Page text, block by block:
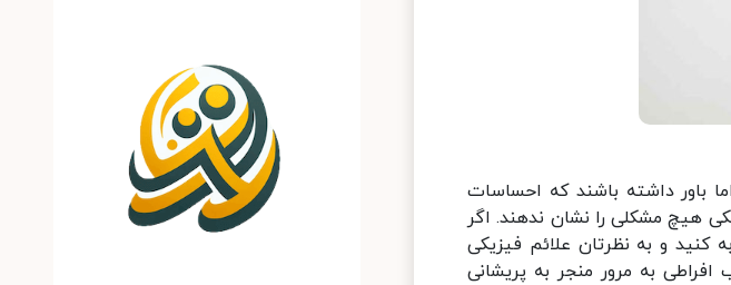
باور داشته باشند که احساسات
هیچ مشکلی را نشان ندهند. اگر
و به نظرتان علائم فیزیکی
به مرور منجر به پریشانی